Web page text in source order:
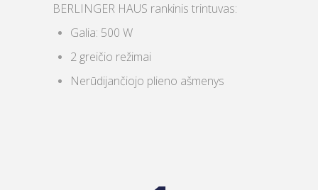
BERLINGER HAUS rankinis trintuvas:
Galia: 500 W
2 greičio režimai
Nerūdijančiojo plieno ašmenys